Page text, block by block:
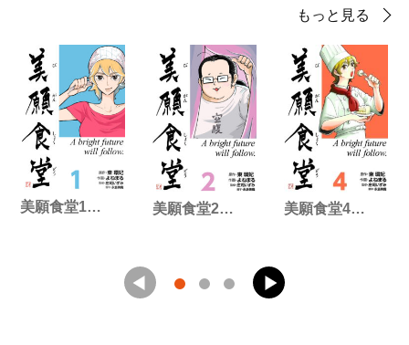
もっと見る
美願食堂1… 美願食堂2… 美願食堂4…